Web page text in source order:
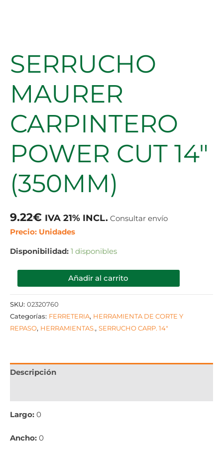
SERRUCHO
MAURER
CARPINTERO
POWER CUT 14″
(350MM)
9.22€ IVA 21% INCL. Consultar envío
Precio: Unidades
Disponibilidad: 1 disponibles
Añadir al carrito
SKU: 02320760
Categorías: FERRETERIA, HERRAMIENTA DE CORTE Y
REPASO, HERRAMIENTAS., SERRUCHO CARP. 14"
Descripción
Largo: 0
Ancho: 0